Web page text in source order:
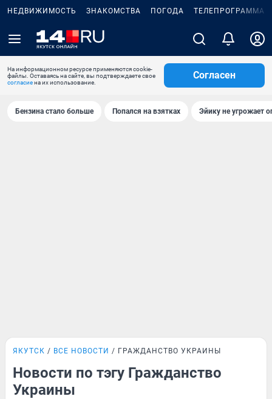
НЕДВИЖИМОСТЬ ЗНАКОМСТВА ПОГОДА ТЕЛЕПРОГРАММА
На информационном ресурсе применяются cookie-
файлы. Оставаясь на сайте, вы подтверждаете свое
согласиена их использование.
Согласен
Бензина стало больше Попался на взятках Эйику не угрожает
ЯКУТСК ВСЕ НОВОСТИ ГРАЖДАНСТВО УКРАИНЫ
Новости по тэгу Гражданство
Украины